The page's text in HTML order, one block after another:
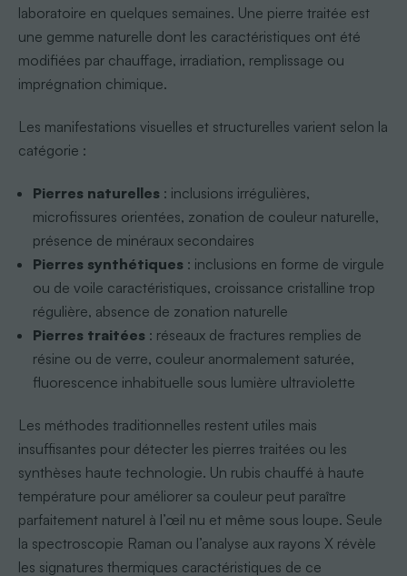
laboratoire en quelques semaines. Une pierre traitée est
une gemme naturelle dont les caractéristiques ont été
modifiées par chauffage, irradiation, remplissage ou
imprégnation chimique.
Les manifestations visuelles et structurelles varient selon la
catégorie :
Pierres naturelles : inclusions irrégulières,
microfissures orientées, zonation de couleur naturelle,
présence de minéraux secondaires
Pierres synthétiques : inclusions en forme de virgule
ou de voile caractéristiques, croissance cristalline trop
régulière, absence de zonation naturelle
Pierres traitées : réseaux de fractures remplies de
résine ou de verre, couleur anormalement saturée,
fluorescence inhabituelle sous lumière ultraviolette
Les méthodes traditionnelles restent utiles mais
insuffisantes pour détecter les pierres traitées ou les
synthèses haute technologie. Un rubis chauffé à haute
température pour améliorer sa couleur peut paraître
parfaitement naturel à l’œil nu et même sous loupe. Seule
la spectroscopie Raman ou l’analyse aux rayons X révèle
les signatures thermiques caractéristiques de ce